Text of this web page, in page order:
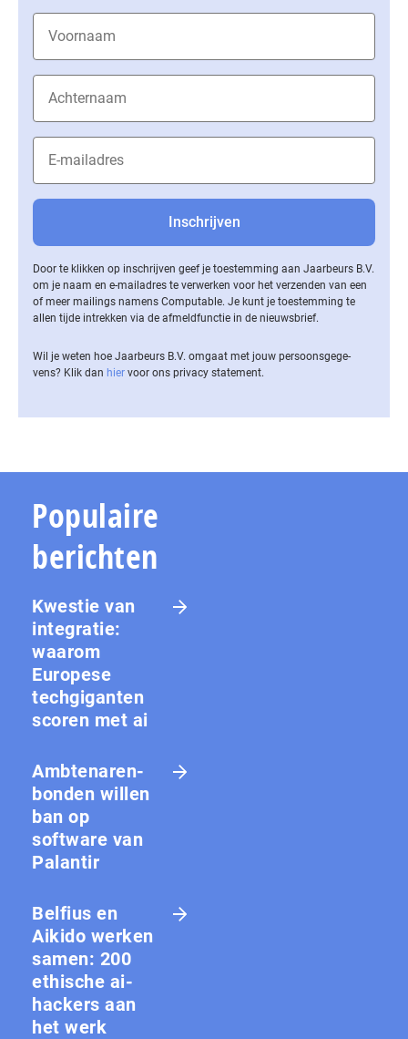
Door te klikken op inschrijven geef je toestemming aan Jaarbeurs B.V.
om je naam en e-mailadres te verwerken voor het verzenden van een
of meer mailings namens Computable. Je kunt je toestemming te
allen tijde intrekken via de af­meld­func­tie in de nieuwsbrief.
Wil je weten hoe Jaarbeurs B.V. omgaat met jouw per­soons­ge­ge­
vens? Klik dan hier voor ons privacy statement.
Populaire
berichten
Kwestie van
integratie:
waarom
Europese
techgiganten
scoren met ai
Amb­te­na­ren­
bon­den willen
ban op
software van
Palantir
Belfius en
Aikido werken
samen: 200
ethische ai-
hackers aan
het werk